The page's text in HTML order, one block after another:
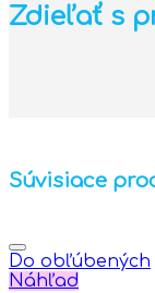
Zdieľať s
Súvisiace
Do obľúbených
Náhľad